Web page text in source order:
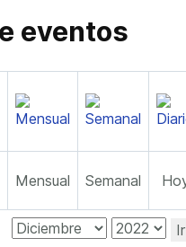
eventos
Mensual Semanal